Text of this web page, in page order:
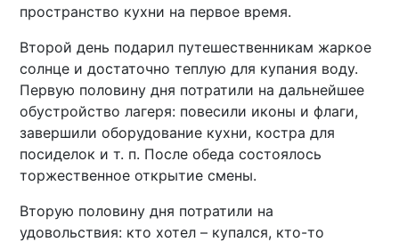
пространство кухни на первое время.
Второй день подарил путешественникам жаркое
солнце и достаточно теплую для купания воду.
Первую половину дня потратили на дальнейшее
обустройство лагеря: повесили иконы и флаги,
завершили оборудование кухни, костра для
посиделок и т. п. После обеда состоялось
торжественное открытие смены.
Вторую половину дня потратили на
удовольствия: кто хотел – купался, кто-то